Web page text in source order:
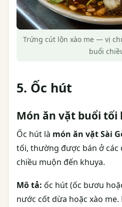
Trứng cút lộn xào me — vị
buổi
5. Ốc hút
Món ăn vặt buổi tối
Ốc hút là món ăn vặt Sài
tối, thường được bán ở các
chiều muộn đến khuya.
Mô tả: ốc hút (ốc bươu
nước cốt dừa hoặc xào